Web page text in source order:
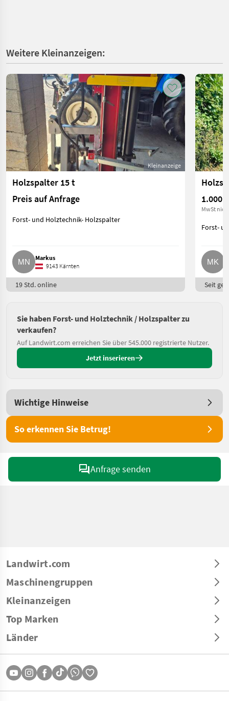
Weitere Kleinanzeigen:
Kleinanzeige
Holzspalter 15 t
Preis auf Anfrage
Forst- und Holztechnik- Holzspalter
Markus
9143 Kärnten
19 Std. online
1.000 €
MwSt
Forst-
Seit
Sie haben Forst- und Holztechnik / Holzspalter zu
verkaufen?
Auf Landwirt.com erreichen Sie über 545.000 registrierte Nutzer.
Jetzt inserieren
Wichtige Hinweise
So erkennen Sie Betrug!
Anfrage senden
Landwirt.com
Maschinengruppen
Kleinanzeigen
Top Marken
Länder